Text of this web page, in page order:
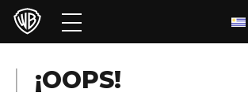
Películas
¡OOPS!